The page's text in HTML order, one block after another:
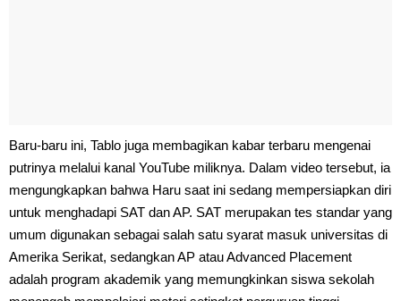
Baru-baru ini, Tablo juga membagikan kabar terbaru mengenai
putrinya melalui kanal YouTube miliknya. Dalam video tersebut, ia
mengungkapkan bahwa Haru saat ini sedang mempersiapkan diri
untuk menghadapi SAT dan AP. SAT merupakan tes standar yang
umum digunakan sebagai salah satu syarat masuk universitas di
Amerika Serikat, sedangkan AP atau Advanced Placement
adalah program akademik yang memungkinkan siswa sekolah